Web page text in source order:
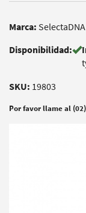
Marca: SelectaDNA
Disponibilidad:
SKU: 19803
Por favor llame al